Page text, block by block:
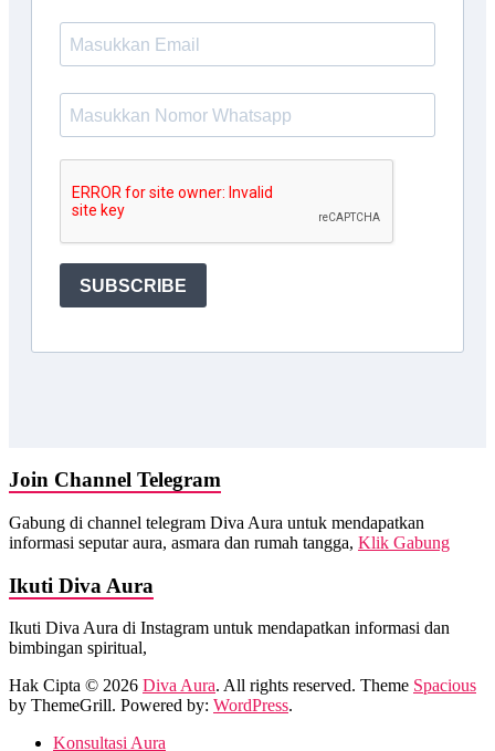
Join Channel Telegram
Gabung di channel telegram Diva Aura untuk mendapatkan
informasi seputar aura, asmara dan rumah tangga, Klik Gabung
Ikuti Diva Aura
Ikuti Diva Aura di Instagram untuk mendapatkan informasi dan
bimbingan spiritual,
Hak Cipta © 2026 Diva Aura. All rights reserved. Theme Spacious
by ThemeGrill. Powered by: WordPress.
Konsultasi Aura